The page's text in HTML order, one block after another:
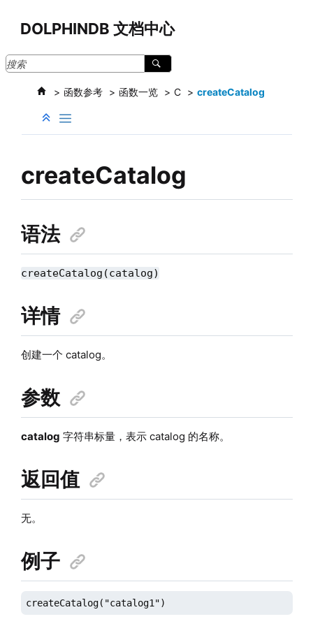
DOLPHINDB 文档中心
函数参考 函数一览 C createCatalog
createCatalog
语法
createCatalog(catalog)
详情
创建一个 catalog。
参数
catalog 字符串标量，表示 catalog 的名称。
返回值
无。
例子
createCatalog("catalog1")